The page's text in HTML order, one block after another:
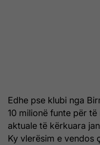
Edhe pse klubi nga
10 milionë funte për
aktuale të kërkuara
Ky vlerësim e vendos